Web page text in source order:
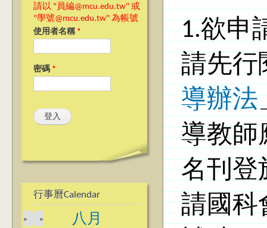
請以 "員編@mcu.edu.tw" 或
"學號@mcu.edu.tw" 為帳號
使用者名稱 *
密碼 *
行事曆Calendar
八月
«
»
1.欲申
請先行
導辦法
導教師
名刊登
請國科